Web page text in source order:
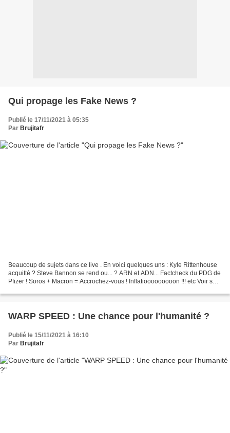
Qui propage les Fake News ?
Publié le 17/11/2021 à 05:35
Par Brujitafr
Beaucoup de sujets dans ce live . En voici quelques uns : Kyle Rittenhouse
acquitté ? Steve Bannon se rend ou... ? ARN et ADN... Factcheck du PDG de
Pfizer ! Soros + Macron = Accrochez-vous ! Inflatiooooooooon !!! etc Voir sur
WARP SPEED : Une chance pour l'humanité ?
Publié le 15/11/2021 à 16:10
Par Brujitafr